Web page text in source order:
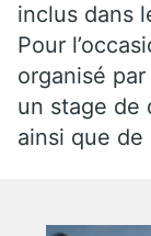
inclus dans
Pour
organisé
un stage de
ainsi que de